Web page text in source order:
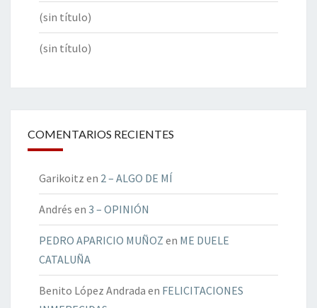
(sin título)
(sin título)
COMENTARIOS RECIENTES
Garikoitz en 2 – ALGO DE MÍ
Andrés en 3 – OPINIÓN
PEDRO APARICIO MUÑOZ en ME DUELE
CATALUÑA
Benito López Andrada en FELICITACIONES